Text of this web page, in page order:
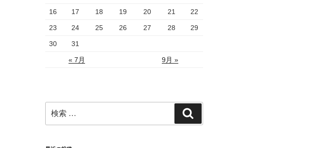
16 17 18 19 20 21 22
23 24 25 26 27 28 29
30 31
« 7月 9月 »
索:
索